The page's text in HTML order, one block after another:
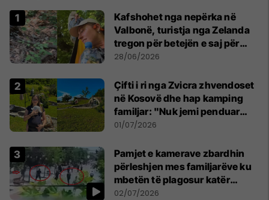
Kafshohet nga nepërka në
Valbonë, turistja nga Zelanda
tregon për betejën e saj për
mbijetesë
28/06/2026
Çifti i ri nga Zvicra zhvendoset
në Kosovë dhe hap kamping
familjar: "Nuk jemi penduar
asnjë ditë"
01/07/2026
Pamjet e kamerave zbardhin
përleshjen mes familjarëve ku
mbetën të plagosur katër
persona
02/07/2026